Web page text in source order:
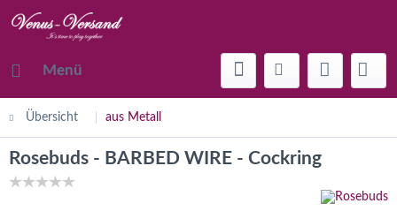
Menü
Übersicht aus Metall
Rosebuds - BARBED WIRE - Cockring